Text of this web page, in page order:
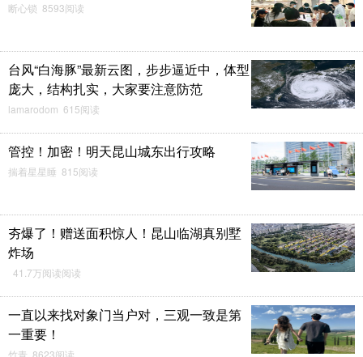
断心锁 8593阅读
台风“白海豚”最新云图，步步逼近中，体型
庞大，结构扎实，大家要注意防范
lamarodom 615阅读
管控！加密！明天昆山城东出行攻略
揣着星星睡 815阅读
夯爆了！赠送面积惊人！昆山临湖真别墅
炸场
41.7万阅读阅读
一直以来找对象门当户对，三观一致是第
一重要！